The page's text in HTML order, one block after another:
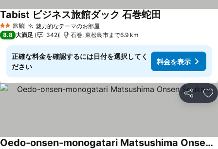
2 ホテルのランク
旅館 魅力的なテーマのお部屋
Tabist ビジネス旅館ダック 石巻蛇田
8.8 大満足 342 石巻, 東松島市まで6.9 km
正確な料金を確認するには日付を選択してく
ださい
料金を表示
シェア お
Oedo-onsen-monogatari Matsushima Onsen Soukan